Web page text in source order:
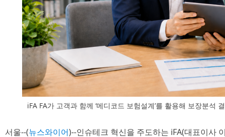
iFA FA가 고객과 함께 ‘메디코드 보험설계’를 활용해 보장분석
서울--(뉴스와이어)--인슈테크 혁신을 주도하는 iFA(대표이사